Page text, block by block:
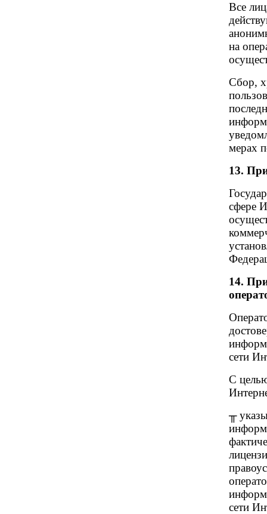
Все
на
Сбор,
мерах
13.
сфере
14.
сети
С
╥
сети